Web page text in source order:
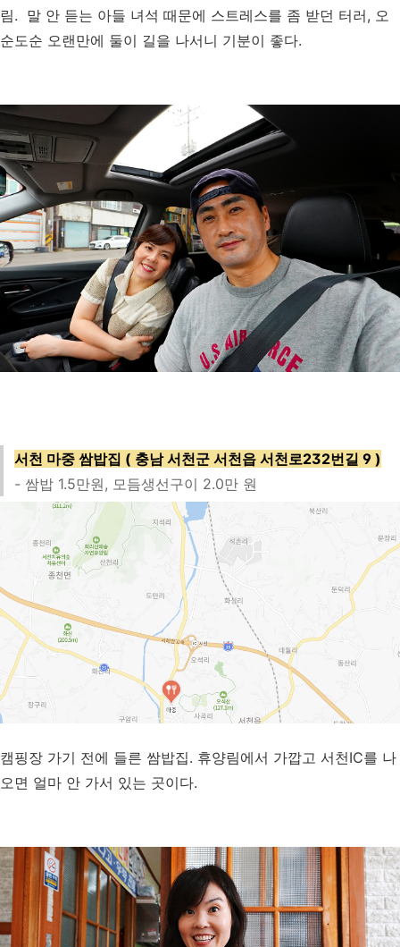
림. 말 안 듣는 아들 녀석 때문에 스트레스를 좀 받던 터러, 오
순도순 오랜만에 둘이 길을 나서니 기분이 좋다.
서천 마중 쌈밥집 ( 충남 서천군 서천읍 서천로232번길 9 )
- 쌈밥 1.5만원, 모듬생선구이 2.0만 원
캠핑장 가기 전에 들른 쌈밥집. 휴양림에서 가깝고 서천IC를 나
오면 얼마 안 가서 있는 곳이다.